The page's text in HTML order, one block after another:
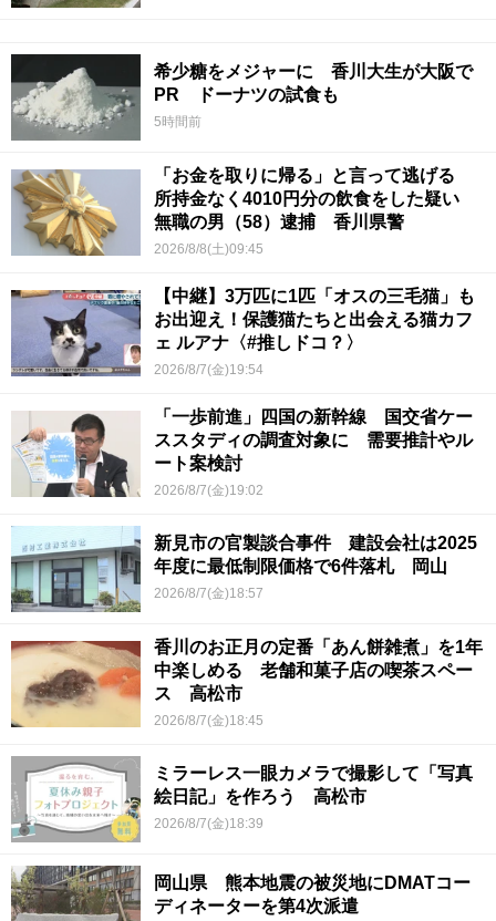
希少糖をメジャーに 香川大生が大阪で
PR ドーナツの試食も
5時間前
「お金を取りに帰る」と言って逃げる
所持金なく4010円分の飲食をした疑い
無職の男（58）逮捕 香川県警
2026/8/8(土)09:45
【中継】3万匹に1匹「オスの三毛猫」も
お出迎え！保護猫たちと出会える猫カフ
ェ ルアナ〈#推しドコ？〉
2026/8/7(金)19:54
「一歩前進」四国の新幹線 国交省ケー
ススタディの調査対象に 需要推計やル
ート案検討
2026/8/7(金)19:02
新見市の官製談合事件 建設会社は2025
年度に最低制限価格で6件落札 岡山
2026/8/7(金)18:57
香川のお正月の定番「あん餅雑煮」を1年
中楽しめる 老舗和菓子店の喫茶スペー
ス 高松市
2026/8/7(金)18:45
ミラーレス一眼カメラで撮影して「写真
絵日記」を作ろう 高松市
2026/8/7(金)18:39
岡山県 熊本地震の被災地にDMATコー
ディネーターを第4次派遣